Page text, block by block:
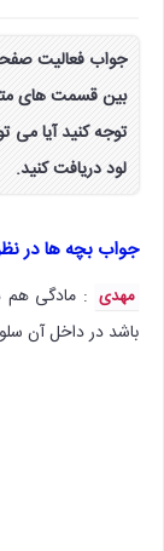
بین قسمت های
توجه کنید آیا می
لود دریافت کنید.
جواب بچه ها در
مهدی : مادگی هم
باشد در داخل آن